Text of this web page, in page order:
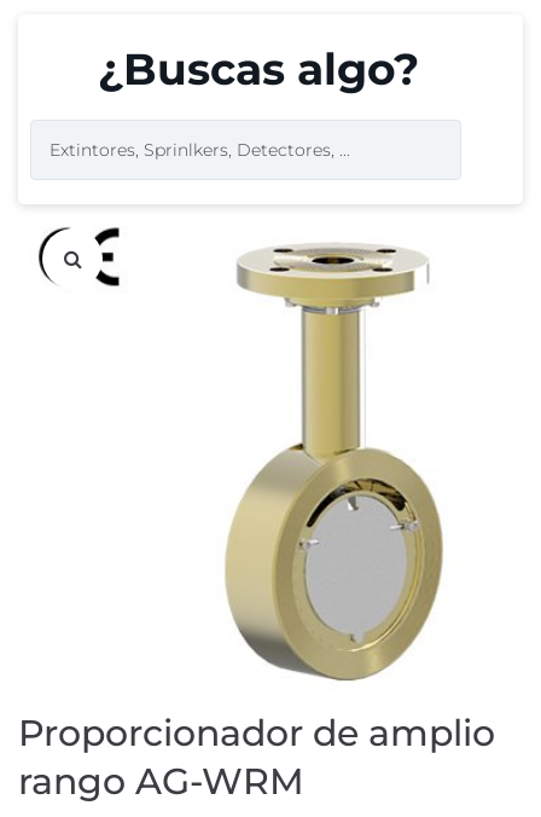
¿Buscas algo?
Proporcionador de amplio
rango AG-WRM